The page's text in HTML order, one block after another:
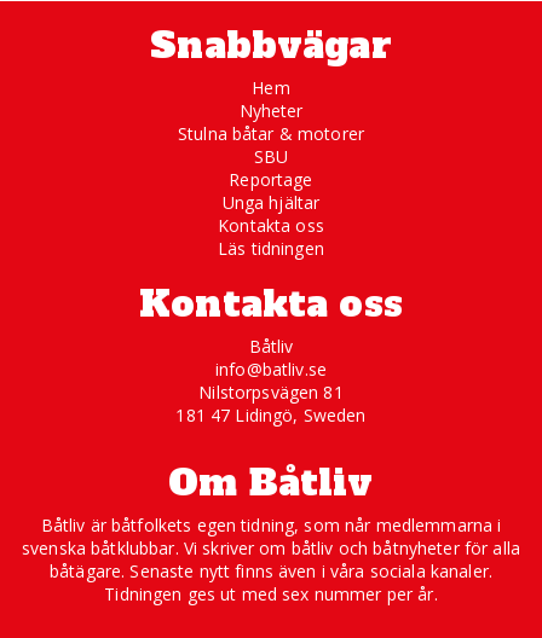
Snabbvägar
Hem
Nyheter
Stulna båtar & motorer
SBU
Reportage
Unga hjältar
Kontakta oss
Läs tidningen
Kontakta oss
Båtliv
info@batliv.se
Nilstorpsvägen 81
181 47 Lidingö, Sweden
Om Båtliv
Båtliv är båtfolkets egen tidning, som når medlemmarna i
svenska båtklubbar. Vi skriver om båtliv och båtnyheter för alla
båtägare. Senaste nytt finns även i våra sociala kanaler.
Tidningen ges ut med sex nummer per år.